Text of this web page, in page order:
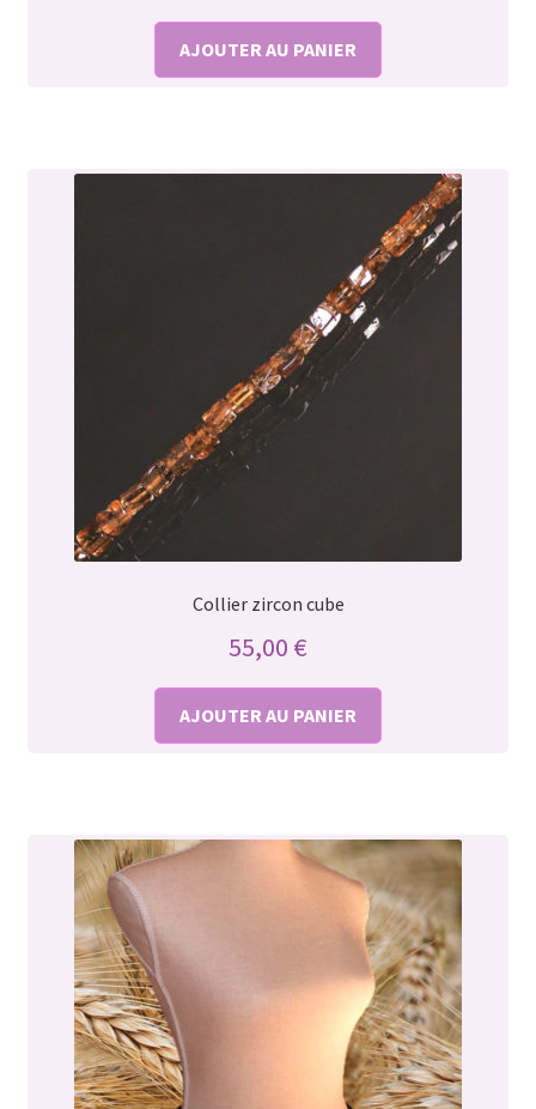
AJOUTER AU PANIER
Collier zircon cube
55,00 €
AJOUTER AU PANIER